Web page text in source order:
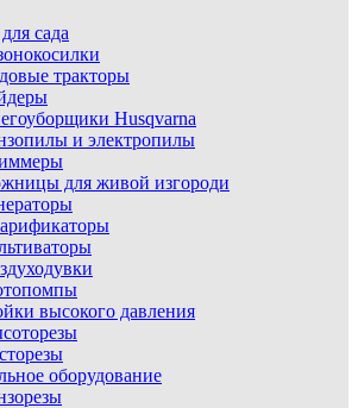
сада
тракторы
Husqvarna
и электропилы
для живой изгороди
высокого давления
оборудование